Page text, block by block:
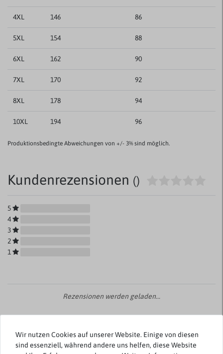
4XL 146 86
5XL 154 88
6XL 162 90
7XL 170 92
8XL 178 94
10XL 194 96
Produktionsbedingte Abweichungen von +/- 3% sind möglich.
Kundenrezensionen ()
5
4
3
2
1
Rezensionen werden geladen...
Wir nutzen Cookies auf unserer Website. Einige von diesen
sind essenziell, während andere uns helfen, diese Website